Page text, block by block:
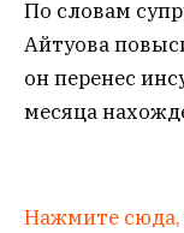
По словам
Айтуова
он перенес
месяца
Нажмите